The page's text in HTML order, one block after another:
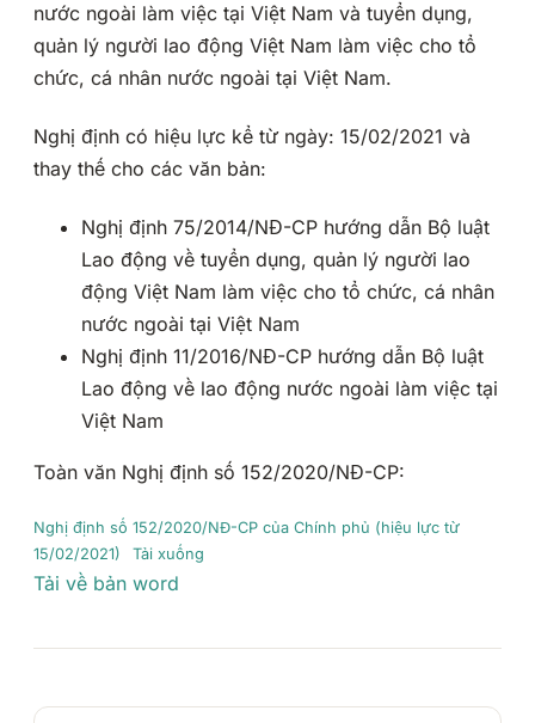
nước ngoài làm việc tại Việt Nam và tuyển dụng,
quản lý người lao động Việt Nam làm việc cho tổ
chức, cá nhân nước ngoài tại Việt Nam.
Nghị định có hiệu lực kể từ ngày: 15/02/2021 và
thay thế cho các văn bản:
Nghị định 75/2014/NĐ-CP hướng dẫn Bộ luật
Lao động về tuyển dụng, quản lý người lao
động Việt Nam làm việc cho tổ chức, cá nhân
nước ngoài tại Việt Nam
Nghị định 11/2016/NĐ-CP hướng dẫn Bộ luật
Lao động về lao động nước ngoài làm việc tại
Việt Nam
Toàn văn Nghị định số 152/2020/NĐ-CP:
Nghị định số 152/2020/NĐ-CP của Chính phủ (hiệu lực từ
15/02/2021)
Tải xuống
Tải về bản word